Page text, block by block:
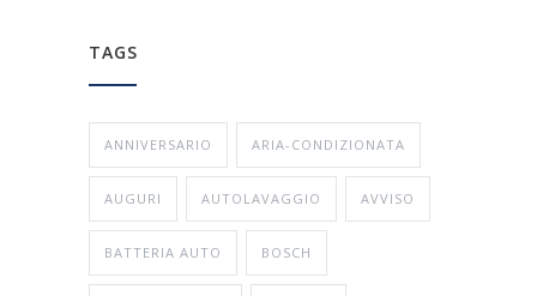
TAGS
ANNIVERSARIO ARIA-CONDIZIONATA
AUGURI AUTOLAVAGGIO AVVISO
BATTERIA AUTO BOSCH